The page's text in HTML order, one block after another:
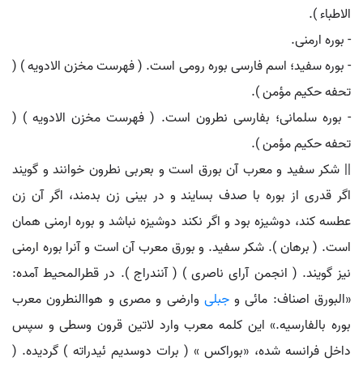
الاطباء ).
- بوره ارمنی.
- بوره سفید؛ اسم فارسی بوره رومی است. ( فهرست مخزن الادویه ) (
تحفه حکیم مؤمن ).
- بوره سلمانی؛ بفارسی نطرون است. ( فهرست مخزن الادویه ) (
تحفه حکیم مؤمن ).
|| شکر سفید و معرب آن بورق است و بعربی نطرون خوانند و گویند
اگر قدری از بوره با صدف بسایند و در بینی زن بدمند، اگر آن زن
عطسه کند، دوشیزه بود و اگر نکند دوشیزه نباشد و بوره ارمنی همان
است. ( برهان ). شکر سفید. و بورق معرب آن است و آنرا بوره ارمنی
نیز گویند. ( انجمن آرای ناصری ) ( آنندراج ). در قطرالمحیط آمده:
«البورق اصناف: مائی وجبلی وارضی و مصری و هواالنطرون معرب
بوره بالفارسیه.» این کلمه معرب وارد لاتین قرون وسطی و سپس
داخل فرانسه شده، «بوراکس » ( برات دوسدیم ئیدراته ) گردیده. (